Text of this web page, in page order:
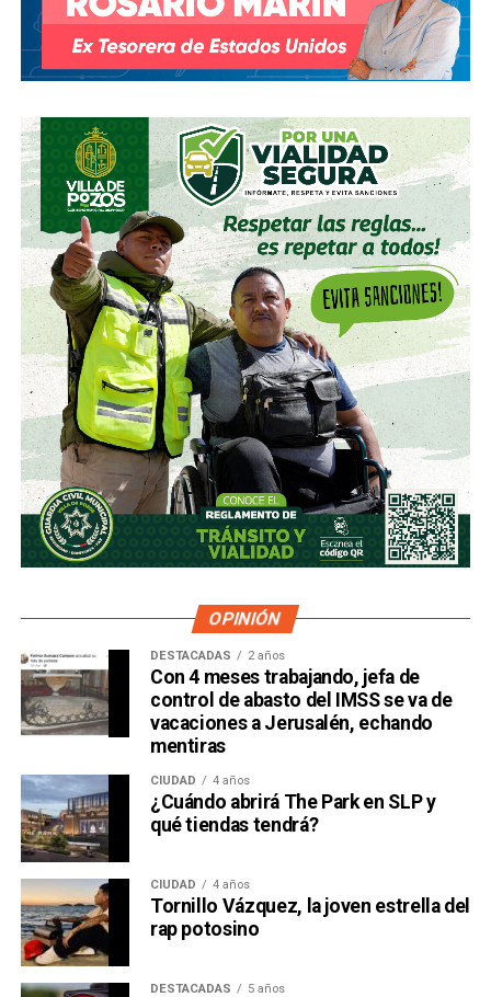
OPINIÓN
DESTACADAS 2 años
Con 4 meses trabajando, jefa de
control de abasto del IMSS se va de
vacaciones a Jerusalén, echando
mentiras
CIUDAD 4 años
¿Cuándo abrirá The Park en SLP y
qué tiendas tendrá?
CIUDAD 4 años
Tornillo Vázquez, la joven estrella del
rap potosino
DESTACADAS 5 años